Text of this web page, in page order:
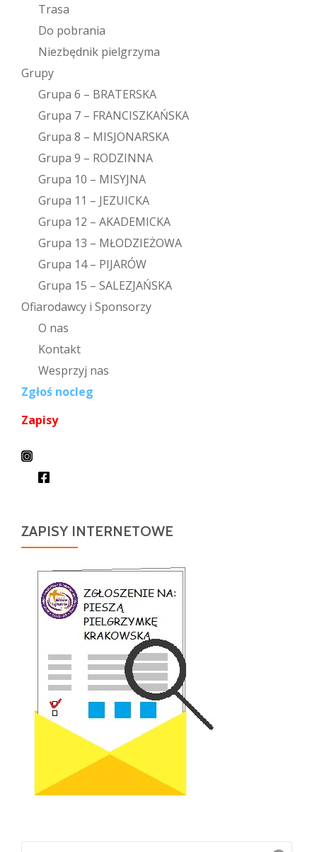
Trasa
Do pobrania
Niezbędnik pielgrzyma
Grupy
Grupa 6 – BRATERSKA
Grupa 7 – FRANCISZKAŃSKA
Grupa 8 – MISJONARSKA
Grupa 9 – RODZINNA
Grupa 10 – MISYJNA
Grupa 11 – JEZUICKA
Grupa 12 – AKADEMICKA
Grupa 13 – MŁODZIEŻOWA
Grupa 14 – PIJARÓW
Grupa 15 – SALEZJAŃSKA
Ofiarodawcy i Sponsorzy
O nas
Kontakt
Wesprzyj nas
Zgłoś nocleg
Zapisy
ZAPISY INTERNETOWE